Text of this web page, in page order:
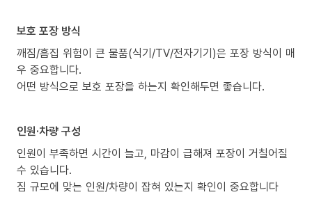
보호 포장 방식
깨짐/흠집 위험이 큰 물품(식기/TV/전자기기)은 포장 방식이 매
우 중요합니다.
어떤 방식으로 보호 포장을 하는지 확인해두면 좋습니다.
인원·차량 구성
인원이 부족하면 시간이 늘고, 마감이 급해져 포장이 거칠어질
수 있습니다.
짐 규모에 맞는 인원/차량이 잡혀 있는지 확인이 중요합니다